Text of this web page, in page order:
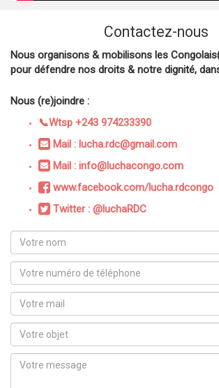
Contactez-nous
Nous organisons & mobilisons les
pour défendre nos droits & notre dignité,
Nous (re)joindre :
📞Wtsp +243 974233390
Mail : lucha.rdc@gmail.com
Mail : info@luchacongo.com
www.facebook.com/lucha.rdcongo
Twitter : @luchaRDC